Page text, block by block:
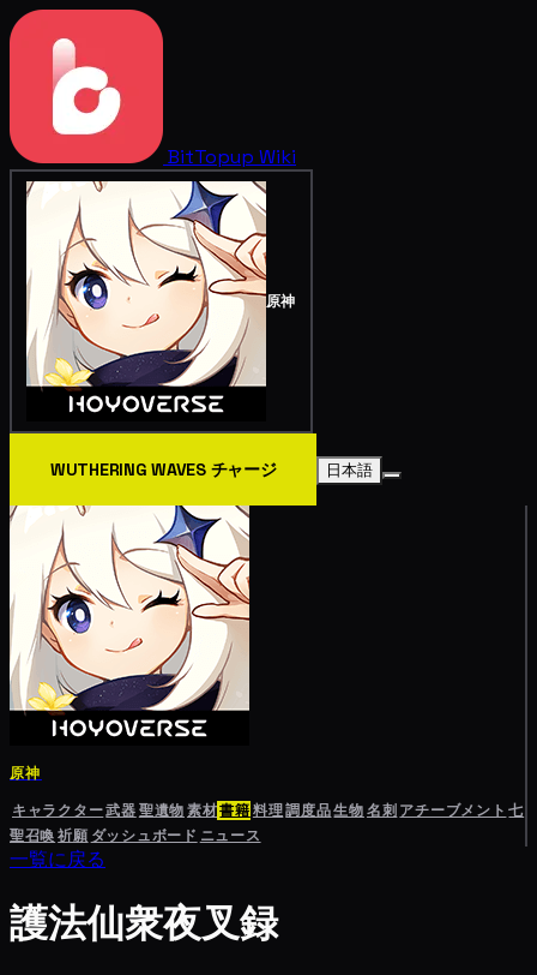
BitTopup Wiki
原神
WUTHERING WAVES チャージ 日本語
原神
キャラクター武器聖遺物素材書籍料理調度品生物名刺 アチーブメント 七
聖召喚祈願 ダッシュボード ニュース
一覧に戻る
護法仙衆夜叉録